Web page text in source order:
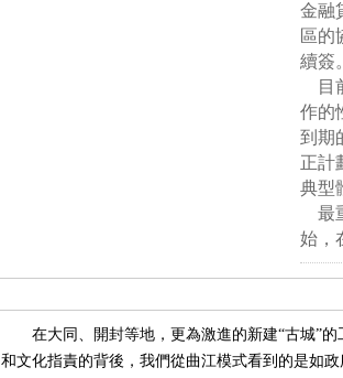
金融
區的
續簽
目
作的
到期
正計
典型
最
始，
在大同、開封等地，更為激進的新建“古城”
和文化指責的背後，我們從曲江模式看到的是如